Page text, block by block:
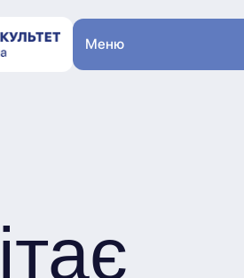
Меню